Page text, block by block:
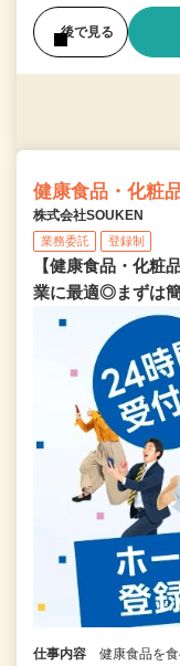
後で見る
健康食品・化粧
株式会社SOUKEN
業務委託 登録制
【健康食品・化粧
業に最適◎まずは
仕事内容
健康食品を